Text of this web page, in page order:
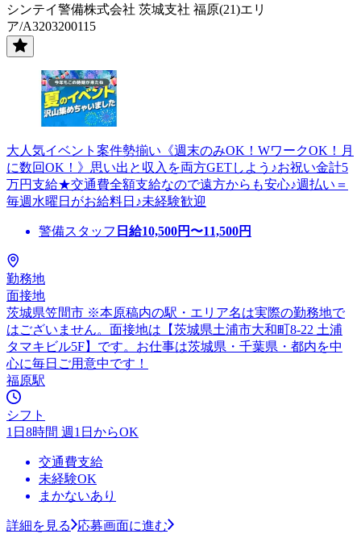
シンテイ警備株式会社 茨城支社 福原(21)エリ
ア/A3203200115
大人気イベント案件勢揃い《週末のみOK！WワークOK！月
に数回OK！》思い出と収入を両方GETしよう♪お祝い金計5
万円支給★交通費全額支給なので遠方からも安心♪週払い＝
毎週水曜日がお給料日♪未経験歓迎
警備スタッフ 日給10,500円〜11,500円
勤務地
面接地
茨城県笠間市 ※本原稿内の駅・エリア名は実際の勤務地で
はございません。面接地は【茨城県土浦市大和町8-22 土浦
タマキビル5F】です。お仕事は茨城県・千葉県・都内を中
心に毎日ご用意中です！
福原駅
シフト
1日8時間 週1日からOK
交通費支給
未経験OK
まかないあり
詳細を見る
応募画面に進む